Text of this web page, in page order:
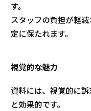
す。
スタッフの負担が軽
定に保たれます。
視覚的な魅力
資料には、視覚的に
と効果的です。